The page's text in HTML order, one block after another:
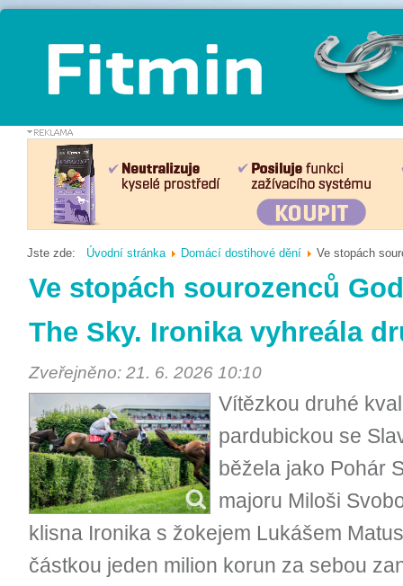
Jste zde: Úvodní stránka Domácí dostihové dění Ve stopách
Ve stopách sourozenců
The Sky. Ironika vyhreála
Zveřejněno: 21. 6. 2026 10:10
Vítězkou druhé
pardubickou se
běžela jako Pohár
majoru Miloši
klisna Ironika s žokejem Lukášem
částkou jeden milion korun za sebou